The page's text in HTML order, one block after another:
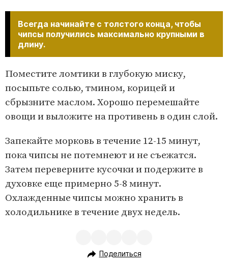
Всегда начинайте с толстого конца, чтобы
чипсы получились максимально крупными в
длину.
Поместите ломтики в глубокую миску,
посыпьте солью, тмином, корицей и
сбрызните маслом. Хорошо перемешайте
овощи и выложите на противень в один слой.
Запекайте морковь в течение 12-15 минут,
пока чипсы не потемнеют и не съежатся.
Затем переверните кусочки и подержите в
духовке еще примерно 5-8 минут.
Охлажденные чипсы можно хранить в
холодильнике в течение двух недель.
Поделиться